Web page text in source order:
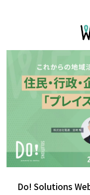
Do! Solutions